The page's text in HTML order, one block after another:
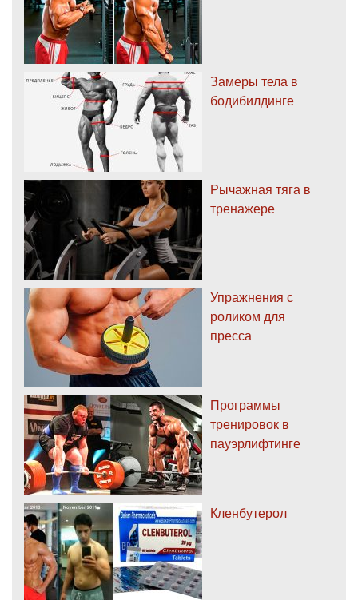
Замеры тела в
бодибилдинге
Рычажная тяга в
тренажере
Упражнения с
роликом для
пресса
Программы
тренировок в
пауэрлифтинге
Кленбутерол